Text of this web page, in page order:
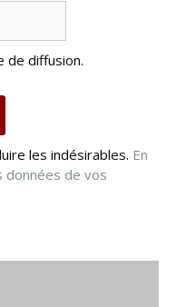
de diffusion.
les indésirables. En
données de vos